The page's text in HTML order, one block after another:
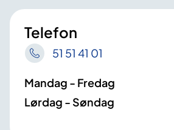
Telefon
51 51 41 01
Mandag - Fredag
Lørdag - Søndag